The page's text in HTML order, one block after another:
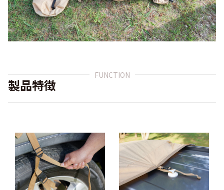
FUNCTION
製品特徴